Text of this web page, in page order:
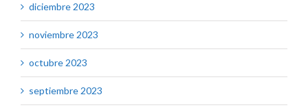
diciembre 2023
noviembre 2023
octubre 2023
septiembre 2023